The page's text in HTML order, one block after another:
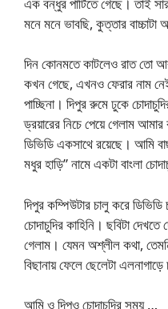
মনে মনে ভাবছি, কুত্তার
দিন কোনমতে কাটলেও রাত তো
কখন গেছে, এখনও ফেরার নাম
পাচ্ছিনা। দিপুর রুমে ঢুকে
ড্রয়ারের নিচে পেয়ে গেলাম
ডিভিডি একসাথে রয়েছে। আমি
মধুর হাড়ি” নামে একটা বাংলা
দিপুর কম্পিউটার চালু করে
চোদাচুদির কাহিনি। ছবিটা
গেলাম। যেমন অশ্লীল কথা,
বিছানায় ফেলে ছেলেটা
আমি ও দিপুও চোদাচুদির সময় …